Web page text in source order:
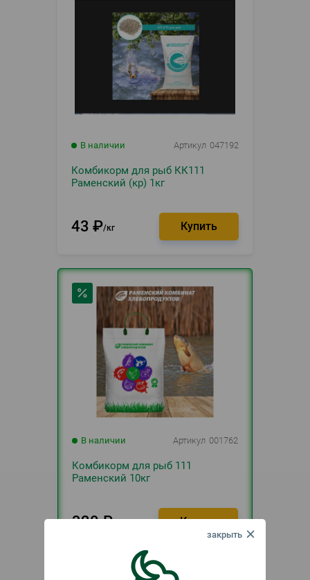
В наличии Артикул 047192
Комбикорм для рыб КК111
Раменский (кр) 1кг
43 ₽ кг
В наличии Артикул 001762
Комбикорм для рыб 111
Раменский 10кг
320 ₽